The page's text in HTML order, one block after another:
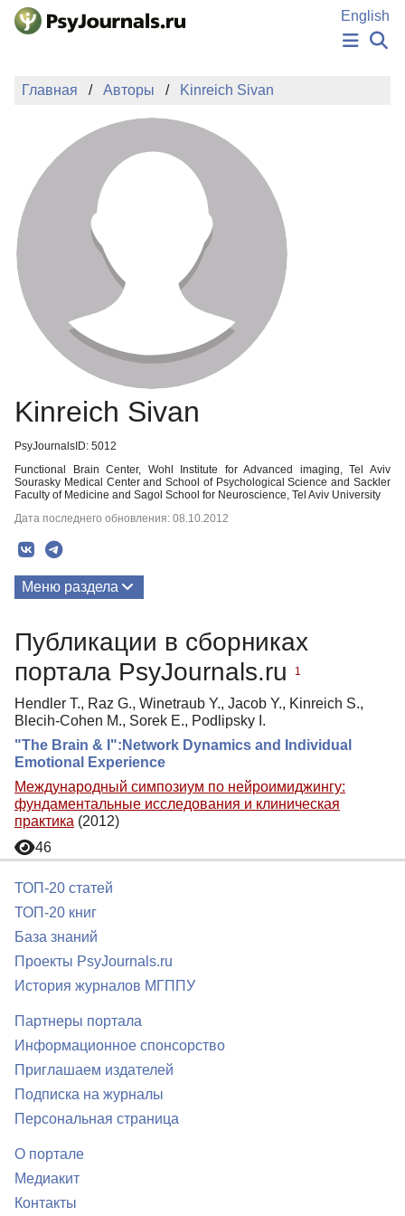
Перейти к основному содержанию
English
НОВОСТИ
АВТОРЫ
ПОДАТЬ РУКОПИСЬ
БАЗА ЗНАНИЙ
КЛЮЧЕВЫЕ СЛОВА
Регистрация
Главная Авторы Kinreich Sivan
Kinreich Sivan
PsyJournalsID: 5012
Functional Brain Center, Wohl Institute for Advanced imaging, Tel Aviv
Sourasky Medical Center and School of Psychological Science and Sackler
Faculty of Medicine and Sagol School for Neuroscience, Tel Aviv University
Дата последнего обновления: 08.10.2012
Меню раздела
Публикации в сборниках
портала PsyJournals.ru
1
Hendler T., Raz G., Winetraub Y., Jacob Y., Kinreich S.,
Blecih-Cohen M., Sorek E., Podlipsky I.
"The Brain & I":Network Dynamics and Individual
Emotional Experience
Международный симпозиум по нейроимиджингу:
фундаментальные исследования и клиническая
практика (2012)
46
ТОП-20 статей
ТОП-20 книг
База знаний
Проекты PsyJournals.ru
История журналов МГППУ
Партнеры портала
Информационное спонсорство
Приглашаем издателей
Подписка на журналы
Персональная страница
О портале
Медиакит
Контакты